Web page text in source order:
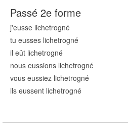
Passé 2e forme
j'eusse lichetrogné
tu eusses lichetrogné
il eût lichetrogné
nous eussions lichetrogné
vous eussiez lichetrogné
ils eussent lichetrogné